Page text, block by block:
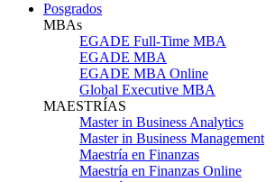
Posgrados
MBAs
EGADE Full-Time MBA
EGADE MBA
EGADE MBA Online
Global Executive MBA
MAESTRÍAS
Master in Business Analytics
Master in Business Management
Maestría en Finanzas
Maestría en Finanzas Online